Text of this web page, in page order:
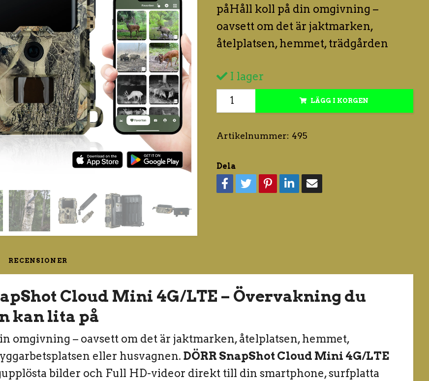
påHåll koll på din omgivning –
oavsett om det är jaktmarken,
åtelplatsen, hemmet, trädgården
I lager
LÄGG I KORGEN
Artikelnummer: 495
Dela
RECENSIONER
Cloud Mini 4G/LTE – Övervakning du
kan lita på
omgivning – oavsett om det är jaktmarken, åtelplatsen, hemmet,
eller husvagnen. DÖRR SnapShot Cloud Mini 4G/LTE
bilder och Full HD-videor direkt till din smartphone, surfplatta